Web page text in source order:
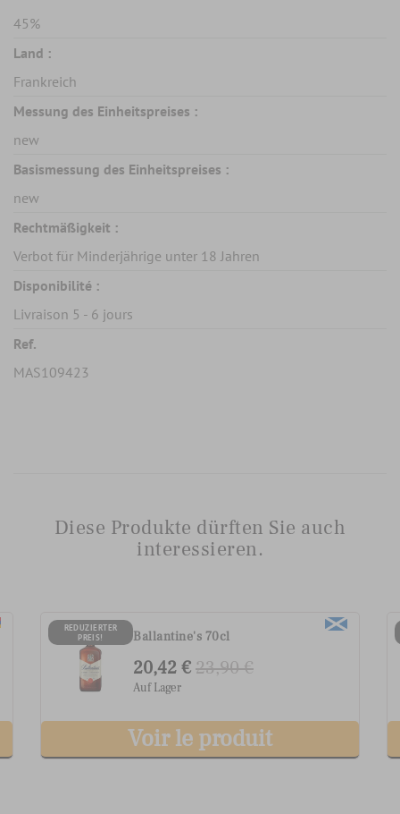
45%
Land :
Frankreich
Messung des Einheitspreises :
new
Basismessung des Einheitspreises :
new
Rechtmäßigkeit :
Verbot für Minderjährige unter 18 Jahren
Disponibilité :
Livraison 5 - 6 jours
Ref.
MAS109423
Diese Produkte dürften Sie auch
interessieren.
REDUZIERTER
PREIS!
G.H. Mumm Grand Cordon
Champagner
40,22 €46,90 €
Auf Lager
Voir le produit